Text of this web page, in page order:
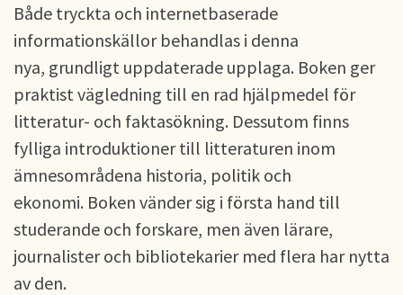
Både tryckta och internetbaserade
informationskällor behandlas i denna
nya, grundligt uppdaterade upplaga. Boken ger
praktist vägledning till en rad hjälpmedel för
litteratur- och faktasökning. Dessutom finns
fylliga introduktioner till litteraturen inom
ämnesområdena historia, politik och
ekonomi. Boken vänder sig i första hand till
studerande och forskare, men även lärare,
journalister och bibliotekarier med flera har nytta
av den.